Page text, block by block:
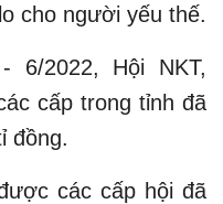
cho người yếu thế.
6/2022, Hội NKT,
cấp trong tỉnh đã
đồng.
các cấp hội đã